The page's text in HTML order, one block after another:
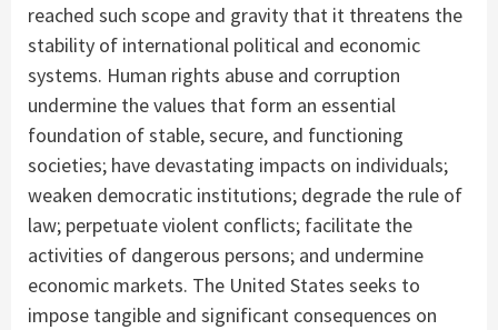
reached such scope and gravity that it threatens the
stability of international political and economic
systems. Human rights abuse and corruption
undermine the values that form an essential
foundation of stable, secure, and functioning
societies; have devastating impacts on individuals;
weaken democratic institutions; degrade the rule of
law; perpetuate violent conflicts; facilitate the
activities of dangerous persons; and undermine
economic markets. The United States seeks to
impose tangible and significant consequences on